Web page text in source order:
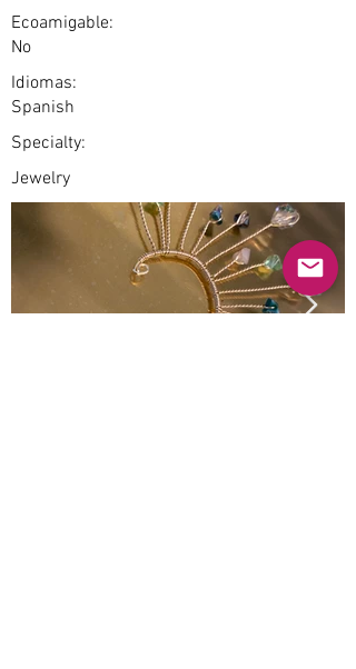
Ecoamigable:
No
Idiomas:
Spanish
Specialty:
Jewelry